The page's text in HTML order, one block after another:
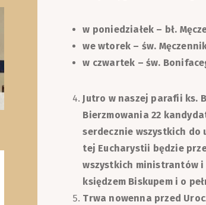
w poniedziałek – bł.
we wtorek – św.
w czwartek – św.
Jutro w naszej parafii ks.
Bierzmowania 22
serdecznie wszystkich do
tej Eucharystii będzie
wszystkich ministrantów i
księdzem Biskupem i o
Trwa nowenna przed